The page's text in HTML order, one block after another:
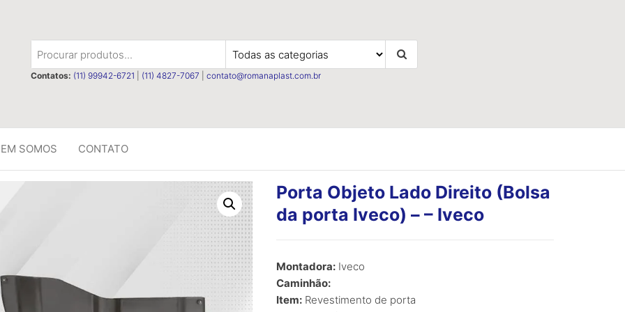
Contatos: (11) 99942-6721 (11) 4827-7067 contato@romanaplast.com.br
SOMOS CONTATO
Porta Objeto Lado Direito (Bolsa
da porta Iveco) – – Iveco
Montadora:Iveco
Caminhão:
Item:Revestimento de porta